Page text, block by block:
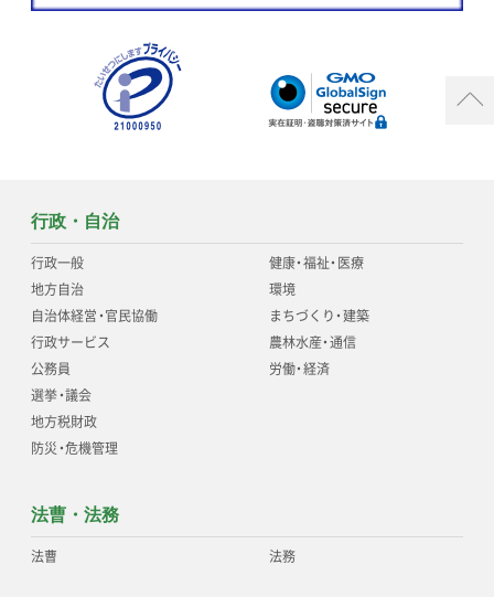
行政・自治
行政一般
地方自治
自治体経営・官民協働
行政サービス
公務員
選挙・議会
地方税財政
防災・危機管理
健康・福祉・医療
環境
まちづくり・建築
農林水産・通信
労働・経済
法曹・法務
法曹 法務